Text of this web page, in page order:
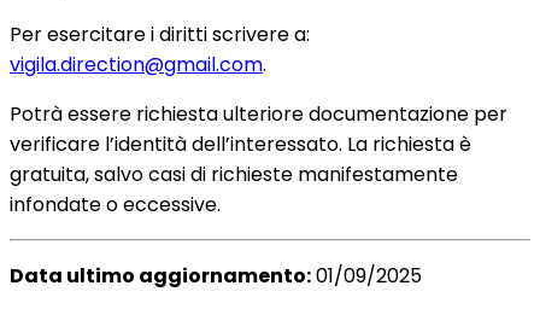
Per esercitare i diritti scrivere a:
vigila.direction@gmail.com.
Potrà essere richiesta ulteriore documentazione per
verificare l’identità dell’interessato. La richiesta è
gratuita, salvo casi di richieste manifestamente
infondate o eccessive.
Data ultimo aggiornamento:01/09/2025